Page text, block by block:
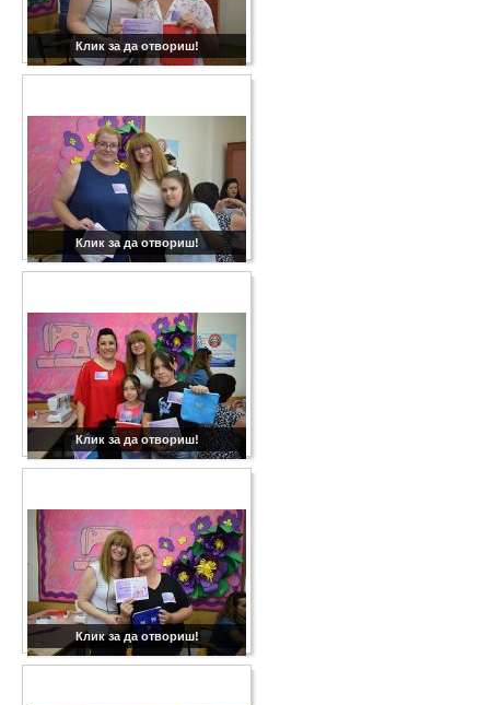
Клик за да отвориш!
Клик за да отвориш!
Клик за да отвориш!
Клик за да отвориш!